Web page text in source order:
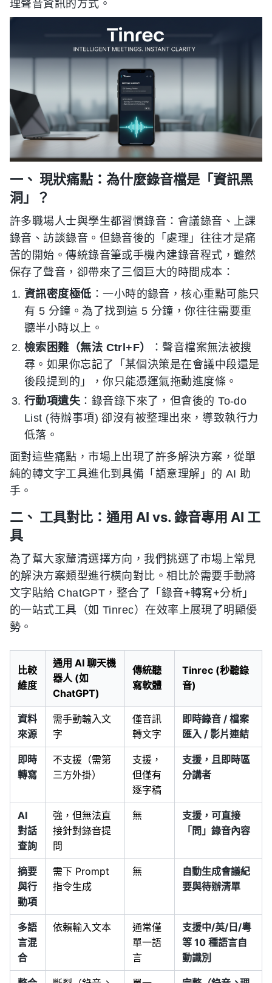
理聲音資訊的方式。
一、 現狀痛點：為什麼錄音檔是「資訊黑
洞」？
許多職場人士與學生都習慣錄音：會議錄音、上課
錄音、訪談錄音。但錄音後的「處理」往往才是痛
苦的開始。傳統錄音筆或手機內建錄音程式，雖然
保存了聲音，卻帶來了三個巨大的時間成本：
資訊密度極低 ：一小時的錄音，核心重點可能只
有 5 分鐘。為了找到這 5 分鐘，你往往需要重
聽半小時以上。
檢索困難（無法 Ctrl+F）
：聲音檔案無法被搜
尋。如果你忘記了「某個決策是在會議中段還是
後段提到的」，你只能憑運氣拖動進度條。
行動項遺失 ：錄音錄下來了，但會後的 To-do
List (待辦事項) 卻沒有被整理出來，導致執行力
低落。
面對這些痛點，市場上出現了許多解決方案，從單
純的轉文字工具進化到具備「語意理解」的 AI 助
手。
二、 工具對比：通用 AI vs. 錄音專用 AI 工
具
為了幫大家釐清選擇方向，我們挑選了市場上常見
的解決方案類型進行橫向對比。相比於需要手動將
文字貼給 ChatGPT，整合了「錄音+轉寫+分析」
的一站式工具（如 Tinrec）在效率上展現了明顯優
勢。
比較
維度
通用 AI 聊天機
器人 (如
ChatGPT)
傳統聽
寫軟體
Tinrec (秒聽錄
音)
資料
來源
需手動輸入文
字
僅音訊
轉文字
即時錄音 / 檔案
匯入 / 影片連結
即時
轉寫
不支援（需第
三方外掛）
支援，
但僅有
逐字稿
支援，且即時區
分講者
AI
對話
查詢
強，但無法直
接針對錄音提
問
無
支援，可直接
「問」錄音內容
摘要
與行
動項
需下 Prompt
指令生成
無
自動生成會議紀
要與待辦清單
多語
言混
合
依賴輸入文本
通常僅
單一語
言
支援中/英/日/粵
等 10 種語言自
動識別